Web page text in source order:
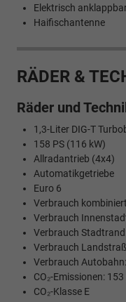
Elektrisch
Haifischantenne
RÄDER &
Räder und
1,3-Liter DIG-T
158 PS (116 kW)
Allradantrieb (4x4)
Automatikgetriebe
Euro 6
Verbrauch
Verbrauch
Verbrauch
Verbrauch
Verbrauch
CO₂-Emissionen:
CO₂-Klasse E